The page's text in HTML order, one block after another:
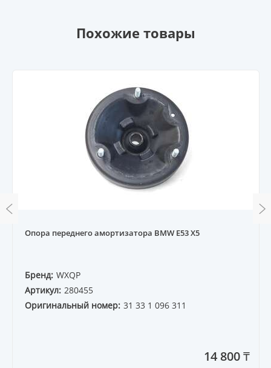
Похожие товары
Опора переднего амортизатора BMW E53 X5
Бренд: WXQP
Артикул: 280455
Оригинальный номер: 31 33 1 096 311
14 800 ₸